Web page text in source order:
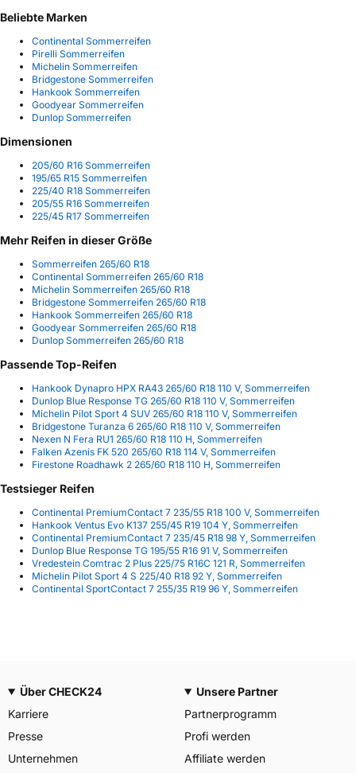
Beliebte Marken
Continental Sommerreifen
Pirelli Sommerreifen
Michelin Sommerreifen
Bridgestone Sommerreifen
Hankook Sommerreifen
Goodyear Sommerreifen
Dunlop Sommerreifen
Dimensionen
205/60 R16 Sommerreifen
195/65 R15 Sommerreifen
225/40 R18 Sommerreifen
205/55 R16 Sommerreifen
225/45 R17 Sommerreifen
Mehr Reifen in dieser Größe
Sommerreifen 265/60 R18
Continental Sommerreifen 265/60 R18
Michelin Sommerreifen 265/60 R18
Bridgestone Sommerreifen 265/60 R18
Hankook Sommerreifen 265/60 R18
Goodyear Sommerreifen 265/60 R18
Dunlop Sommerreifen 265/60 R18
Passende Top-Reifen
Hankook Dynapro HPX RA43 265/60 R18 110 V, Sommerreifen
Dunlop Blue Response TG 265/60 R18 110 V, Sommerreifen
Michelin Pilot Sport 4 SUV 265/60 R18 110 V, Sommerreifen
Bridgestone Turanza 6 265/60 R18 110 V, Sommerreifen
Nexen N Fera RU1 265/60 R18 110 H, Sommerreifen
Falken Azenis FK 520 265/60 R18 114 V, Sommerreifen
Firestone Roadhawk 2 265/60 R18 110 H, Sommerreifen
Testsieger Reifen
Continental PremiumContact 7 235/55 R18 100 V, Sommerreifen
Hankook Ventus Evo K137 255/45 R19 104 Y, Sommerreifen
Continental PremiumContact 7 235/45 R18 98 Y, Sommerreifen
Dunlop Blue Response TG 195/55 R16 91 V, Sommerreifen
Vredestein Comtrac 2 Plus 225/75 R16C 121 R, Sommerreifen
Michelin Pilot Sport 4 S 225/40 R18 92 Y, Sommerreifen
Continental SportContact 7 255/35 R19 96 Y, Sommerreifen
Über CHECK24
Karriere
Presse
Unternehmen
Unsere Partner
Partnerprogramm
Profi werden
Affiliate werden